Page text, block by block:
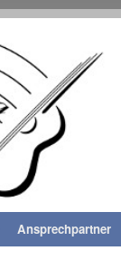
Ansprechpartner